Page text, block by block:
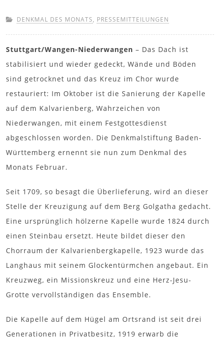
DENKMAL DES MONATS, PRESSEMITTEILUNGEN
Stuttgart/Wangen-Niederwangen – Das Dach ist
stabilisiert und wieder gedeckt, Wände und Böden
sind getrocknet und das Kreuz im Chor wurde
restauriert: Im Oktober ist die Sanierung der Kapelle
auf dem Kalvarienberg, Wahrzeichen von
Niederwangen, mit einem Festgottesdienst
abgeschlossen worden. Die Denkmalstiftung Baden-
Württemberg ernennt sie nun zum Denkmal des
Monats Februar.
Seit 1709, so besagt die Überlieferung, wird an dieser
Stelle der Kreuzigung auf dem Berg Golgatha gedacht.
Eine ursprünglich hölzerne Kapelle wurde 1824 durch
einen Steinbau ersetzt. Heute bildet dieser den
Chorraum der Kalvarienbergkapelle, 1923 wurde das
Langhaus mit seinem Glockentürmchen angebaut. Ein
Kreuzweg, ein Missionskreuz und eine Herz-Jesu-
Grotte vervollständigen das Ensemble.
Die Kapelle auf dem Hügel am Ortsrand ist seit drei
Generationen in Privatbesitz, 1919 erwarb die